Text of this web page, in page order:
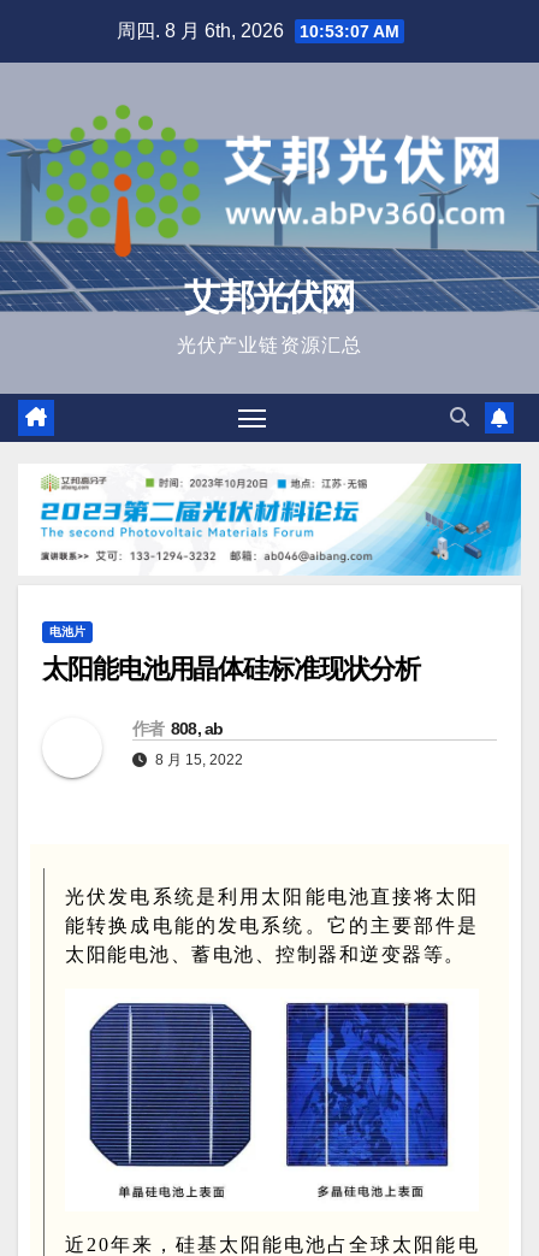
周四. 8 月 6th, 2026 10:53:08 AM
艾邦光伏网
光伏产业链资源汇总
电池片
太阳能电池用晶体硅标准现状分析
作者 808, ab
8 月 15, 2022
光伏发电系统是利用太阳能电池直接将太阳
能转换成电能的发电系统。它的主要部件是
太阳能电池、蓄电池、控制器和逆变器等。
近20年来，硅基太阳能电池占全球太阳能电